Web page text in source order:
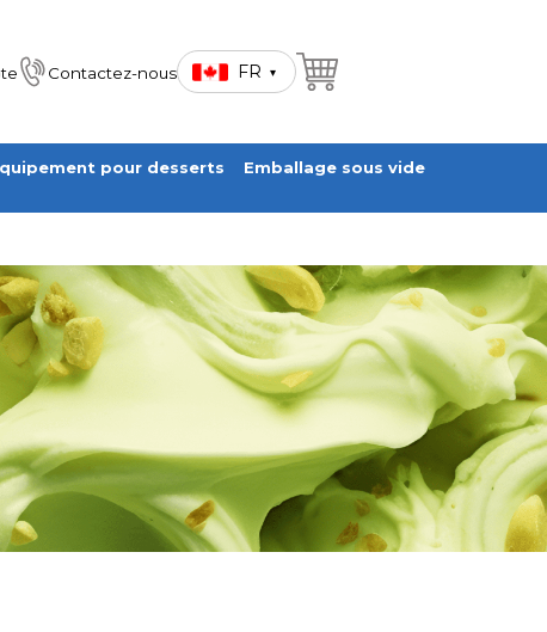
Contactez-nous FR ▾
pour desserts
Emballage sous vide